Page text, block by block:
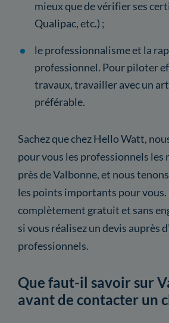
mieux que de vérifier ses
Qualipac, etc.) ;
le professionnalisme et la
professionnel. Pour piloter
travaux, travailler avec un
préférable.
Sachez que chez Hello Watt,
pour vous les professionnels les
près de Valbonne, et nous
les points importants pour vous.
complètement gratuit et sans
si vous réalisez un devis auprès
professionnels.
Que faut-il savoir sur
avant de contacter un